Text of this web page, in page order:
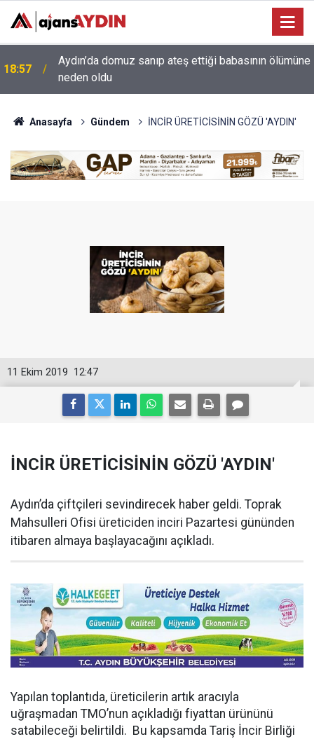
18:13 Yeni Parti'nin Aydın kurucu yönetimi belli oldu
Anasayfa Gündem İNCİR ÜRETİCİSİNİN GÖZÜ 'AYDIN'
12:47
11 Ekim 2019
İNCİR ÜRETİCİSİNİN GÖZÜ 'AYDIN'
Aydın’da çiftçileri sevindirecek haber geldi. Toprak
Mahsulleri Ofisi üreticiden inciri Pazartesi gününden
itibaren almaya başlayacağını açıkladı.
Yapılan toplantıda, üreticilerin artık aracıyla
uğraşmadan TMO’nun açıkladığı fiyattan ürününü
satabileceği belirtildi. Bu kapsamda Tariş İncir Birliği